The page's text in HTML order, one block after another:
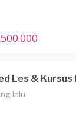
Les & Kursus
lalu